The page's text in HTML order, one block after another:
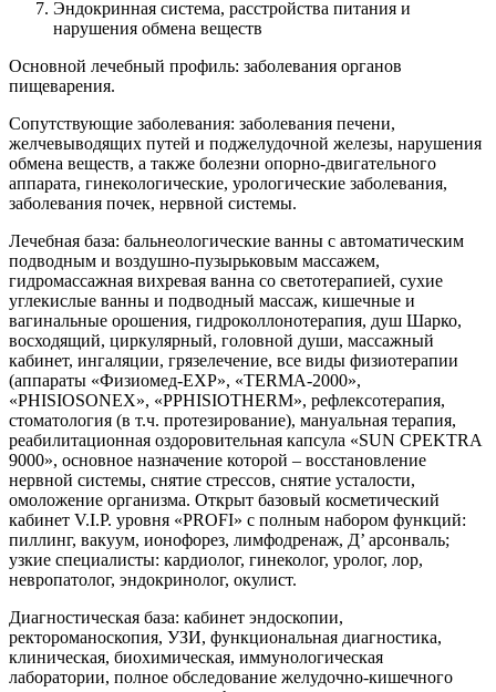
Эндокринная система, расстройства питания и
нарушения обмена веществ
Основной лечебный профиль: заболевания органов
пищеварения.
Сопутствующие заболевания: заболевания печени,
желчевыводящих путей и поджелудочной железы, нарушения
обмена веществ, а также болезни опорно-двигательного
аппарата, гинекологические, урологические заболевания,
заболевания почек, нервной системы.
Лечебная база: бальнеологические ванны с автоматическим
подводным и воздушно-пузырьковым массажем,
гидромассажная вихревая ванна со светотерапией, сухие
углекислые ванны и подводный массаж, кишечные и
вагинальные орошения, гидроколлонотерапия, душ Шарко,
восходящий, циркулярный, головной души, массажный
кабинет, ингаляции, грязелечение, все виды физиотерапии
(аппараты «Физиомед-EXP», «TERMA-2000»,
«PHISIOSONEX», «PPHISIOTHERM», рефлексотерапия,
стоматология (в т.ч. протезирование), мануальная терапия,
реабилитационная оздоровительная капсула «SUN CPEKTRA
9000», основное назначение которой – восстановление
нервной системы, снятие стрессов, снятие усталости,
омоложение организма. Открыт базовый косметический
кабинет V.I.P. уровня «PROFI» с полным набором функций:
пиллинг, вакуум, ионофорез, лимфодренаж, Д’ арсонваль;
узкие специалисты: кардиолог, гинеколог, уролог, лор,
невропатолог, эндокринолог, окулист.
Диагностическая база: кабинет эндоскопии,
ректороманоскопия, УЗИ, функциональная диагностика,
клиническая, биохимическая, иммунологическая
лаборатории, полное обследование желудочно-кишечного